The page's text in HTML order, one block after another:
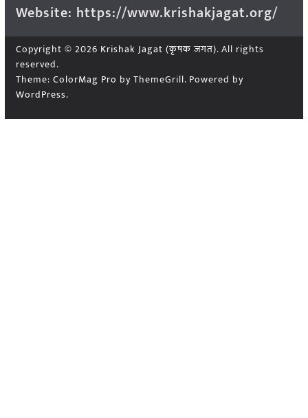
Website: https://www.krishakjagat.org/
Copyright © 2026 Krishak Jagat (कृषक जगत). All rights
reserved.
Theme: ColorMag Pro by ThemeGrill. Powered by
WordPress.